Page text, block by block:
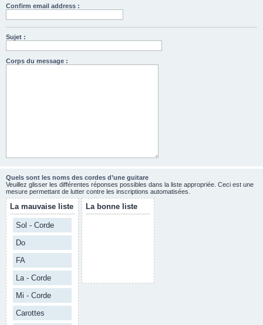
Confirm email address :
Sujet :
Corps du message :
Quels sont les noms des cordes d’une guitare
Veuillez glisser les différentes réponses possibles dans la liste appropriée. Ceci est une
mesure permettant de lutter contre les inscriptions automatisées.
La mauvaise liste
Sol - Corde
Do
FA
La - Corde
Mi - Corde
Carottes
La bonne liste